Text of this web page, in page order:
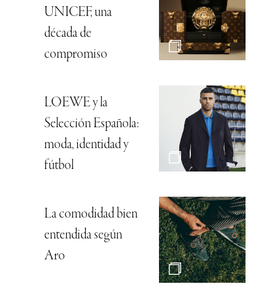
UNICEF, una
década de
compromiso
LOEWE y la
Selección Española:
moda, identidad y
fútbol
La comodidad bien
entendida según
Aro